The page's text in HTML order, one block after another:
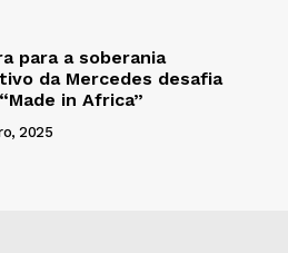
para a soberania
da Mercedes desafia
in Africa”
2025